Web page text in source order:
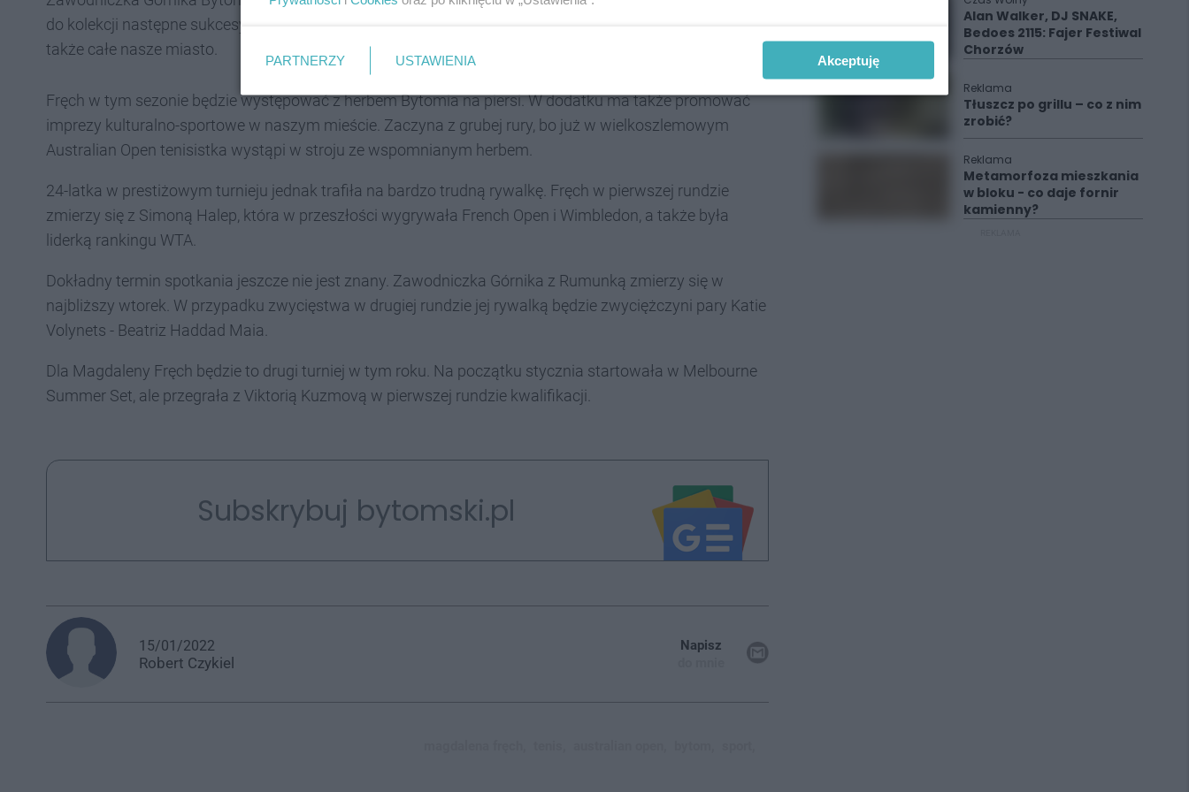
do kolekcji następne sukcesy. W międzynarodowych zawodach będzie reprezentować nie tylko klub, ale
także całe nasze miasto.
Fręch w tym sezonie będzie występować z herbem Bytomia na piersi. W dodatku ma także promować
imprezy kulturalno-sportowe w naszym mieście. Zaczyna z grubej rury, bo już w wielkoszlemowym
Australian Open tenisistka wystąpi w stroju ze wspomnianym herbem.
24-latka w prestiżowym turnieju jednak trafiła na bardzo trudną rywalkę. Fręch w pierwszej rundzie
zmierzy się z Simoną Halep, która w przeszłości wygrywała French Open i Wimbledon, a także była
liderką rankingu WTA.
Dokładny termin spotkania jeszcze nie jest znany. Zawodniczka Górnika z Rumunką zmierzy się w
najbliższy wtorek. W przypadku zwycięstwa w drugiej rundzie jej rywalką będzie zwyciężczyni pary Katie
Volynets - Beatriz Haddad Maia.
Dla Magdaleny Fręch będzie to drugi turniej w tym roku. Na początku stycznia startowała w Melbourne
Summer Set, ale przegrała z Viktorią Kuzmovą w pierwszej rundzie kwalifikacji.
Subskrybuj bytomski.pl
15/01/2022
Robert Czykiel
Napisz
Alan Walker, DJ SNAKE,
Bedoes 2115: Fajer Festiwal
Chorzów
Reklama
Tłuszcz po grillu – co z nim
zrobić?
Reklama
Metamorfoza mieszkania
w bloku - co daje fornir
kamienny?
PARTNERZY USTAWIENIA Akceptuję